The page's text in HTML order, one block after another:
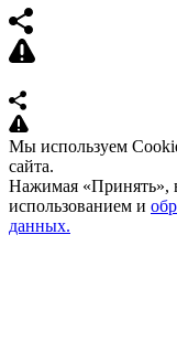
Мы используем
сайта.
Нажимая «Принять»,
использованием и
данных.